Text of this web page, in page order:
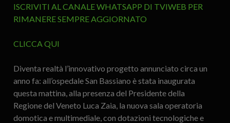
ISCRIVITI AL CANALE WHATSAPP DI TVIWEB PER
RIMANERE SEMPRE AGGIORNATO
CLICCA QUI
Diventa realtà l’innovativo progetto annunciato circa un
anno fa: all’ospedale San Bassiano è stata inaugurata
questa mattina, alla presenza del Presidente della
Regione del Veneto Luca Zaia, la nuova sala operatoria
domotica e multimediale, con dotazioni tecnologiche e